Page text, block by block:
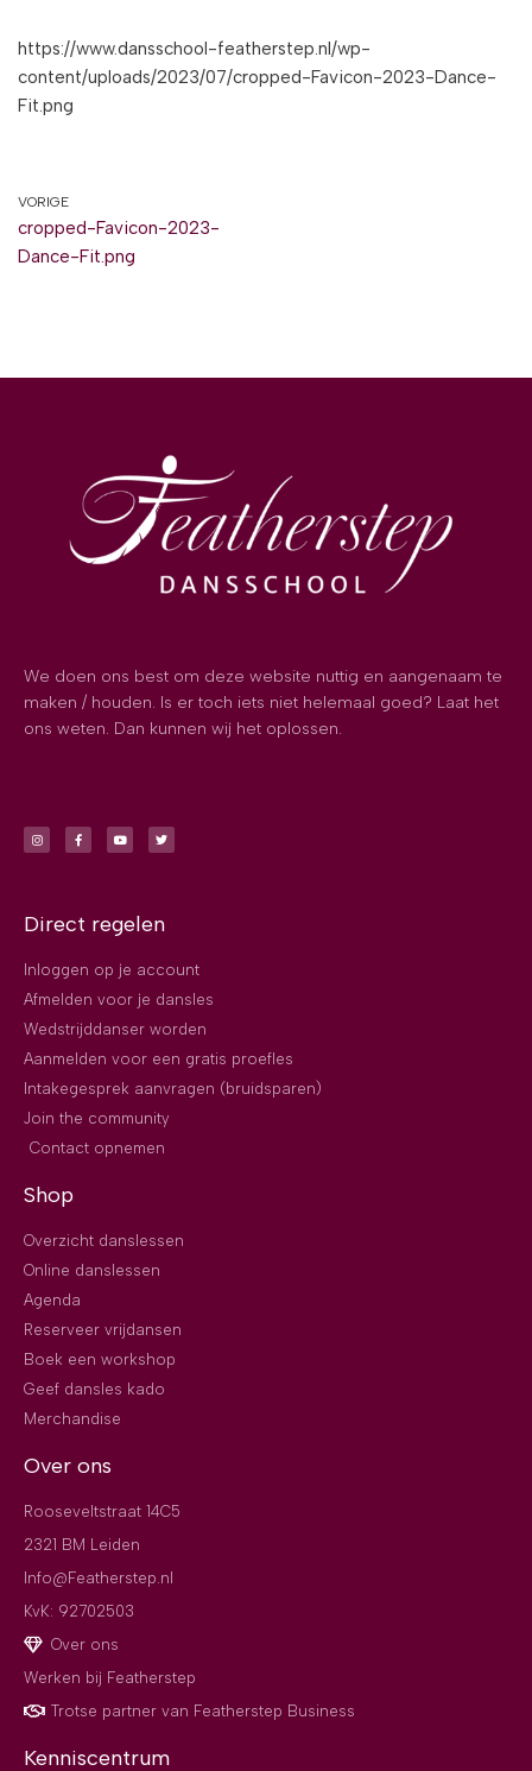
https://www.dansschool-featherstep.nl/wp-
content/uploads/2023/07/cropped-Favicon-2023-Dance-
Fit.png
VORIGE
cropped-Favicon-2023-
Dance-Fit.png
We doen ons best om deze website nuttig en aangenaam te
maken / houden. Is er toch iets niet helemaal goed? Laat het
ons weten. Dan kunnen wij het oplossen.
Direct regelen
Inloggen op je account
Afmelden voor je dansles
Wedstrijddanser worden
Aanmelden voor een gratis proefles
Intakegesprek aanvragen (bruidsparen)
Join the community
Contact opnemen
Shop
Overzicht danslessen
Online danslessen
Agenda
Reserveer vrijdansen
Boek een workshop
Geef dansles kado
Merchandise
Over ons
Rooseveltstraat 14C5
2321 BM Leiden
Info@Featherstep.nl
KvK: 92702503
Over ons
Werken bij Featherstep
Trotse partner van Featherstep Business
Kenniscentrum